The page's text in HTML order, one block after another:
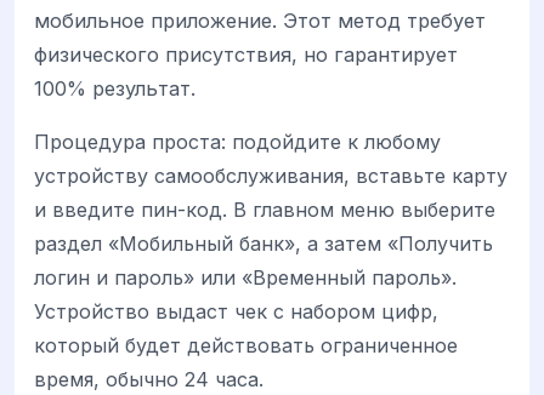
мобильное приложение. Этот метод требует
физического присутствия, но гарантирует
100% результат.
Процедура проста: подойдите к любому
устройству самообслуживания, вставьте карту
и введите пин-код. В главном меню выберите
раздел «Мобильный банк», а затем «Получить
логин и пароль» или «Временный пароль».
Устройство выдаст чек с набором цифр,
который будет действовать ограниченное
время, обычно 24 часа.